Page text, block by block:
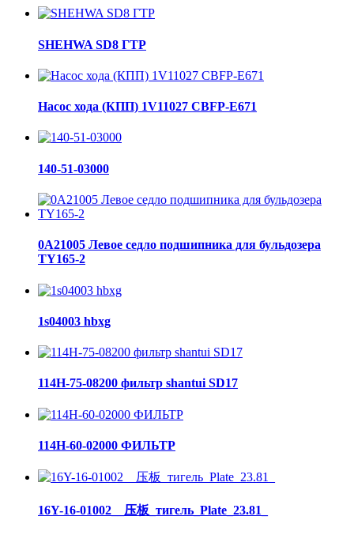
SHEHWA SD8 ГТР
Насос хода (КПП) 1V11027 CBFP-E671
140-51-03000
0A21005 Левое седло подшипника для бульдозера
TY165-2
1s04003 hbxg
114H-75-08200 фильтр shantui SD17
114H-60-02000 ФИЛЬТР
16Y-16-01002__压板_тигель_Plate_23.81_